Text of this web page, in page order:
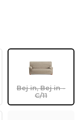
Bej in, Bej in -
C/11